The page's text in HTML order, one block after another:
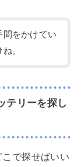
間をかけてい
。
テリーを探し
で探せばいい